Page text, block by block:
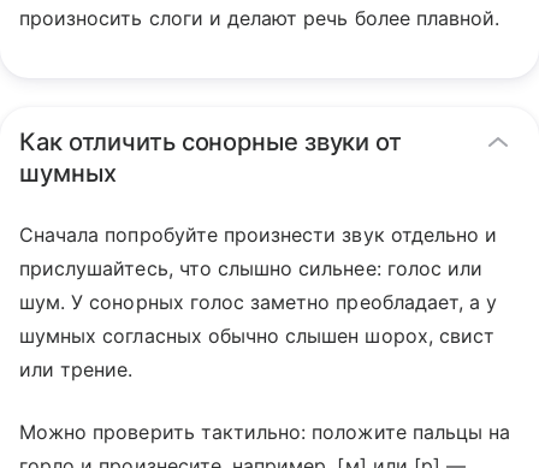
произносить слоги и делают речь более плавной.
Как отличить сонорные звуки от
шумных
Сначала попробуйте произнести звук отдельно и
прислушайтесь, что слышно сильнее: голос или
шум. У сонорных голос заметно преобладает, а у
шумных согласных обычно слышен шорох, свист
или трение.
Можно проверить тактильно: положите пальцы на